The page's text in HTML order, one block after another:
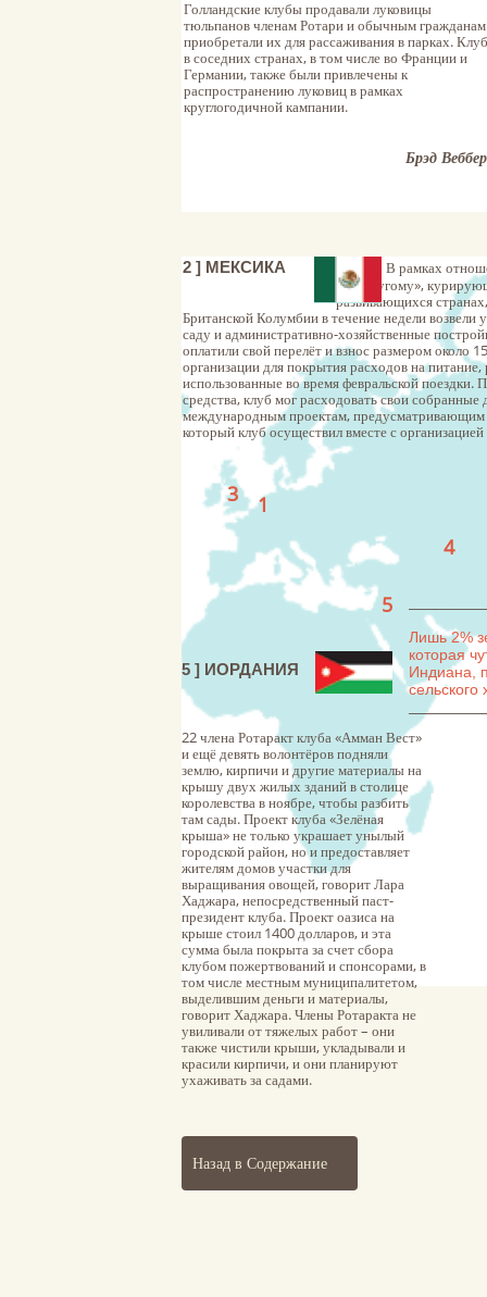
Назад в Содержание
Голландские клубы продавали луковицы
тюльпанов членам Ротари и обычным
приобретали их для рассаживания в парках.
в соседних странах, в том числе во Франции и
Германии, также были привлечены к
распространению луковиц в рамках
круглогодичной кампании.
Брэд Веббер
2 ] МЕКСИКА ​ В рамках
другому», курирующей
развивающихся странах, 15
Британской Колумбии в течение недели
саду и административно-хозяйственные
оплатили свой перелёт и взнос размером около
организации для покрытия расходов на
использованные во время февральской
средства, клуб мог расходовать свои
международным проектам, предусматривающим
который клуб осуществил вместе с
1
3
4
Лишь 2%
которая
Индиана,
сельского
5 ] ИОРДАНИЯ
22 члена Ротаракт клуба «Амман Вест»
и ещё девять волонтёров подняли
землю, кирпичи и другие материалы на
крышу двух жилых зданий в столице
королевства в ноябре, чтобы разбить
там сады. Проект клуба «Зелёная
крыша» не только украшает унылый
городской район, но и предоставляет
жителям домов участки для
выращивания овощей, говорит Лара
Хаджара, непосредственный паст-
президент клуба. Проект оазиса на
крыше стоил 1400 долларов, и эта
сумма была покрыта за счет сбора
клубом пожертвований и спонсорами, в
том числе местным муниципалитетом,
выделившим деньги и материалы,
говорит Хаджара. Члены Ротаракта не
увиливали от тяжелых работ – они
также чистили крыши, укладывали и
красили кирпичи, и они планируют
ухаживать за садами.
5